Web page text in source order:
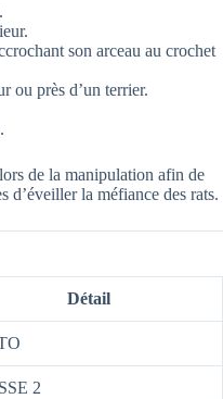
son arceau au crochet
ou près d’un terrier.
de la manipulation afin de
d’éveiller la méfiance des rats.
Détail
2